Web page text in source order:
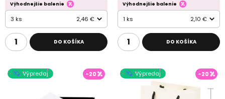
Výhodnejšie balenie
3 ks 2,46 €
DO KOŠÍKA
Výhodnejšie balenie
1 ks 2,10 €
DO KOŠÍKA
Výpredaj -20 Výpredaj -20